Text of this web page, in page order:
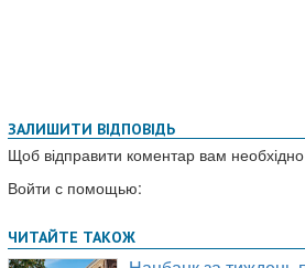
ЗАЛИШИТИ ВІДПОВІДЬ
Щоб відправити коментар вам необхідно
Войти с помощью: